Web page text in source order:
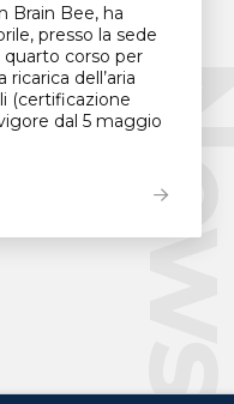
Brain Bee, ha
presso la sede
quarto corso per
dell’aria
(certificazione
dal 5 maggio